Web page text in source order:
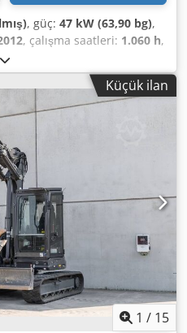
, güç: 47 kW (63,90 bg),
, çalışma saatleri: 1.060 h,
= - 2 Pedallı Kontrol - Kapalı
Notlar = CASE 121E Serisi 3
Saati CASE 121E Serisi 3
Makine iyi durumdadır ve
sahiptir. Makine hem teknik
Çok çeşitli kullanım
kullanıma hazırdır.
Sadece 1.060 çalışma saati
kullanıma hazır Daha
randevusu ayarlamak için
Ek Bilgiler = Üretim Yılı:
Kapasitesi: 1.540 kg Toplam
Çok iyi Görsel Durum: Çok
Daha fazla bilgi
geçin.
Küçük ilan
1 / 15